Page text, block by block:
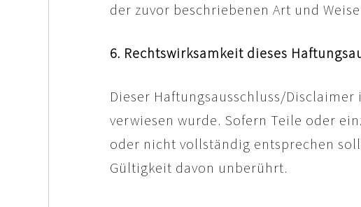
der zuvor beschriebenen Art und
6. Rechtswirksamkeit dieses
Dieser Haftungsausschluss/
verwiesen wurde. Sofern Teile oder
oder nicht vollständig entsprechen
Gültigkeit davon unberührt.